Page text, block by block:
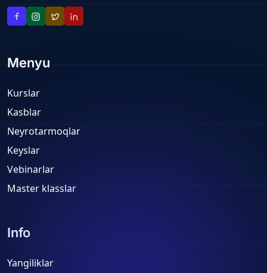
Menyu
Kurslar
Kasblar
Neyrotarmoqlar
Keyslar
Vebinarlar
Master klasslar
Info
Yangiliklar